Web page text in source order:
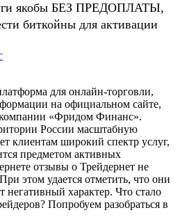
якобы БЕЗ ПРЕДОПЛАТЫ,
биткойны для активации
для онлайн-торговли,
на официальном сайте,
«Фридом Финанс».
России масштабную
клиентам широкий спектр услуг,
предметом активных
отзывы о Трейдернет не
этом удается отметить, что они
негативный характер. Что стало
Попробуем разобраться в